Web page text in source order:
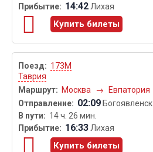
14:42Лихая
Купить билеты
173М
Таврия
Москва
→ Евпатория
02:09 Богоявленск
14 ч. 26 мин.
16:33Лихая
Купить билеты